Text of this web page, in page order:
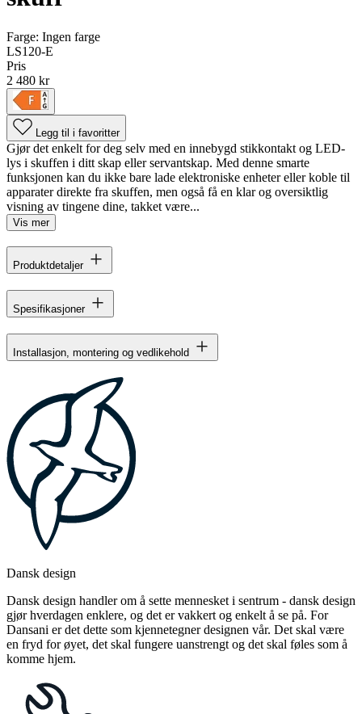
Farge: Ingen farge
LS120-E
Pris
2 480 kr
Legg til i favoritter
Gjør det enkelt for deg selv med en innebygd stikkontakt og LED-
lys i skuffen i ditt skap eller servantskap. Med denne smarte
funksjonen kan du ikke bare lade elektroniske enheter eller koble til
apparater direkte fra skuffen, men også få en klar og oversiktlig
visning av tingene dine, takket være...
Vis mer
Produktdetaljer
Spesifikasjoner
Installasjon, montering og vedlikehold
Dansk design
Dansk design handler om å sette mennesket i sentrum - dansk design
gjør hverdagen enklere, og det er vakkert og enkelt å se på. For
Dansani er det dette som kjennetegner designen vår. Det skal være
en fryd for øyet, det skal fungere uanstrengt og det skal føles som å
komme hjem.